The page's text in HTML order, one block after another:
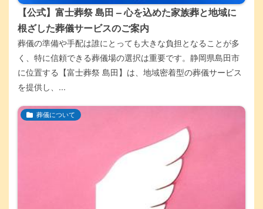
【公式】富士葬祭 島田 – 心を込めた家族葬と地域に
根ざした葬儀サービスのご案内
葬儀の準備や手配は誰にとっても大きな負担となることが多
く、特に信頼できる葬儀場の選択は重要です。静岡県島田市
に位置する【富士葬祭 島田】は、地域密着型の葬儀サービス
を提供し、...
葬儀について